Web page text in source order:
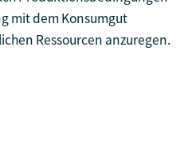
mit dem Konsumgut
Ressourcen anzuregen.